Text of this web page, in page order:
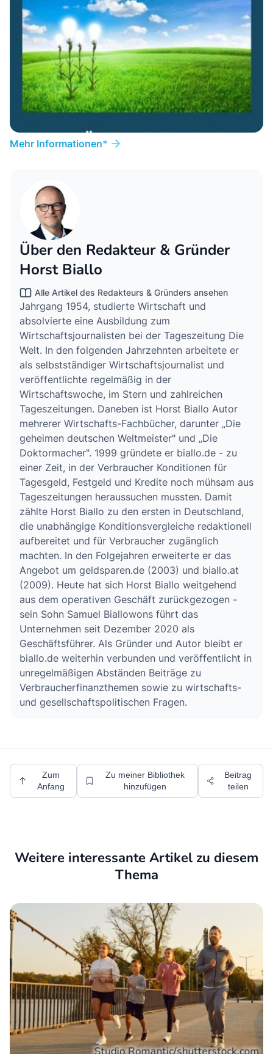
Mehr Informationen
Über den Redakteur & Gründer
Horst Biallo
Alle Artikel des Redakteurs & Gründers ansehen
Jahrgang 1954, studierte Wirtschaft und
absolvierte eine Ausbildung zum
Wirtschaftsjournalisten bei der Tageszeitung Die
Welt. In den folgenden Jahrzehnten arbeitete er
als selbstständiger Wirtschaftsjournalist und
veröffentlichte regelmäßig in der
Wirtschaftswoche, im Stern und zahlreichen
Tageszeitungen. Daneben ist Horst Biallo Autor
mehrerer Wirtschafts-Fachbücher, darunter „Die
geheimen deutschen Weltmeister" und „Die
Doktormacher". 1999 gründete er biallo.de - zu
einer Zeit, in der Verbraucher Konditionen für
Tagesgeld, Festgeld und Kredite noch mühsam aus
Tageszeitungen heraussuchen mussten. Damit
zählte Horst Biallo zu den ersten in Deutschland,
die unabhängige Konditionsvergleiche redaktionell
aufbereitet und für Verbraucher zugänglich
machten. In den Folgejahren erweiterte er das
Angebot um geldsparen.de (2003) und biallo.at
(2009). Heute hat sich Horst Biallo weitgehend
aus dem operativen Geschäft zurückgezogen -
sein Sohn Samuel Biallowons führt das
Unternehmen seit Dezember 2020 als
Geschäftsführer. Als Gründer und Autor bleibt er
biallo.de weiterhin verbunden und veröffentlicht in
unregelmäßigen Abständen Beiträge zu
Verbraucherfinanzthemen sowie zu wirtschafts-
und gesellschaftspolitischen Fragen.
Zum
Anfang
Zu meiner Bibliothek
hinzufügen
Beitrag
teilen
Weitere interessante Artikel zu diesem
Thema